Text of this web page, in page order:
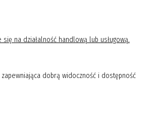
na działalność handlową lub usługową.
dobrą widoczność i dostępność